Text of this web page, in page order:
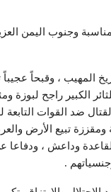
وجنوب اليمن
المهيب ، وقبحاً
الكبير راجح لبوزة
ضد القوات
تبيع الأرض
وداعش ، ودفاعا
.